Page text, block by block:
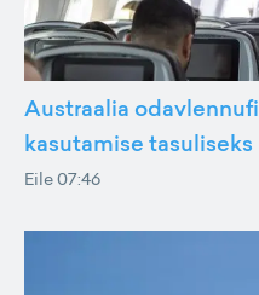
Austraalia
kasutamise tasuliseks
Eile 07:46